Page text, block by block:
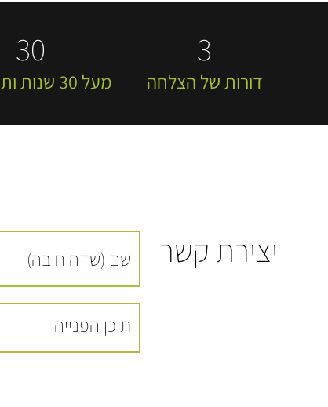
3
דורות של הצלחה
30
מעל 30 שנות ותק וניסיון
יצירת קשר